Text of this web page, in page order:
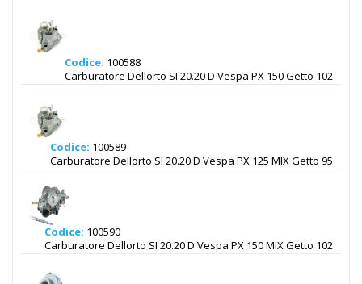
Codice: 100588
Carburatore Dellorto SI 20.20 D Vespa PX 150 Getto 102
Codice: 100589
Carburatore Dellorto SI 20.20 D Vespa PX 125 MIX Getto 95
Codice: 100590
Carburatore Dellorto SI 20.20 D Vespa PX 150 MIX Getto 102